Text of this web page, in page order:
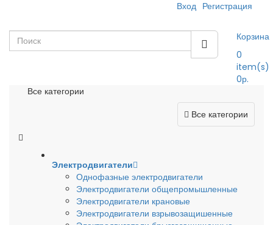
Вход Регистрация
Корзина
0
item(s)
0р.
Все категории
Все категории
Электродвигатели
Однофазные электродвигатели
Электродвигатели общепромышленные
Электродвигатели крановые
Электродвигатели взрывозащишенные